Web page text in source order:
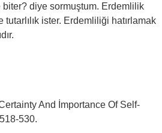
biter? diye sormuştum. Erdemlilik
ister. Erdemliliği hatırlamak
And İmportance Of Self-
518-530.